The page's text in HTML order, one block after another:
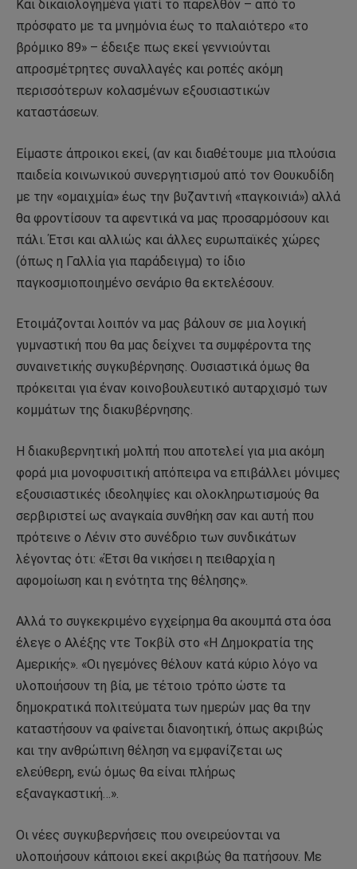
Και δικαιολογημένα γιατί το παρελθόν – από το
πρόσφατο με τα μνημόνια έως το παλαιότερο «το
βρόμικο 89» – έδειξε πως εκεί γεννιούνται
απροσμέτρητες συναλλαγές και ροπές ακόμη
περισσότερων κολασμένων εξουσιαστικών
καταστάσεων.
Είμαστε άπροικοι εκεί, (αν και διαθέτουμε μια πλούσια
παιδεία κοινωνικού συνεργητισμού από τον Θουκυδίδη
με την «ομαιχμία» έως την βυζαντινή «παγκοινιά») αλλά
θα φροντίσουν τα αφεντικά να μας προσαρμόσουν και
πάλι. Έτσι και αλλιώς και άλλες ευρωπαϊκές χώρες
(όπως η Γαλλία για παράδειγμα) το ίδιο
παγκοσμιοποιημένο σενάριο θα εκτελέσουν.
Ετοιμάζονται λοιπόν να μας βάλουν σε μια λογική
γυμναστική που θα μας δείχνει τα συμφέροντα της
συναινετικής συγκυβέρνησης. Ουσιαστικά όμως θα
πρόκειται για έναν κοινοβουλευτικό αυταρχισμό των
κομμάτων της διακυβέρνησης.
Η διακυβερνητική μολπή που αποτελεί για μια ακόμη
φορά μια μονοφυσιτική απόπειρα να επιβάλλει μόνιμες
εξουσιαστικές ιδεοληψίες και ολοκληρωτισμούς θα
σερβιριστεί ως αναγκαία συνθήκη σαν και αυτή που
πρότεινε ο Λένιν στο συνέδριο των συνδικάτων
λέγοντας ότι: «Έτσι θα νικήσει η πειθαρχία η
αφομοίωση και η ενότητα της θέλησης».
Αλλά το συγκεκριμένο εγχείρημα θα ακουμπά στα όσα
έλεγε ο Αλέξης ντε Τοκβίλ στο «Η Δημοκρατία της
Αμερικής». «Οι ηγεμόνες θέλουν κατά κύριο λόγο να
υλοποιήσουν τη βία, με τέτοιο τρόπο ώστε τα
δημοκρατικά πολιτεύματα των ημερών μας θα την
καταστήσουν να φαίνεται διανοητική, όπως ακριβώς
και την ανθρώπινη θέληση να εμφανίζεται ως
ελεύθερη, ενώ όμως θα είναι πλήρως
εξαναγκαστική…».
Οι νέες συγκυβερνήσεις που ονειρεύονται να
υλοποιήσουν κάποιοι εκεί ακριβώς θα πατήσουν. Με